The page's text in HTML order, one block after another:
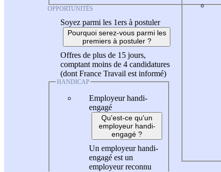
OPPORTUNITÉS
Soyez parmi les 1ers à postuler
Pourquoi serez-vous parmi les
premiers à postuler ?
Offres de plus de 15 jours,
comptant moins de 4 candidatures
(dont France Travail est informé)
HANDICAP
Employeur handi-
engagé
Qu'est-ce qu'un
employeur handi-
engagé ?
Un employeur handi-
engagé est un
employeur reconnu